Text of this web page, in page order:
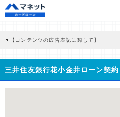
【コンテンツの広告表記に関して】
商品を根拠なくPRするものではなく、当編
どに基づき、公平性を担保した情報提供を行
>提携企業一覧
三井住友銀行花小金井ローン契